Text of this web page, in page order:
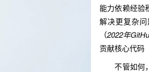
能力依赖经验
解决更复杂
（2022年
贡献核心代码
不管如何，